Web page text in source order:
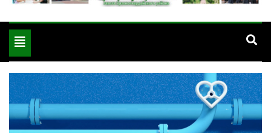
"Дружба" — газета
района РА
Красногвардейского района Республики Адыгея
Toggle
navigation